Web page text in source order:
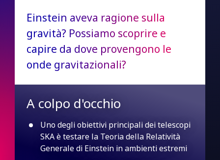
Einstein aveva ragione sulla
gravità? Possiamo scoprire e
capire da dove provengono le
onde gravitazionali?
A colpo d'occhio
Uno degli obiettivi principali dei telescopi
SKA è testare la Teoria della Relatività
Generale di Einstein in ambienti estremi